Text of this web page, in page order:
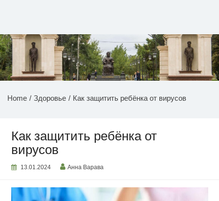
НОВОСТИ ПРИДНЕСТРОВЬЯ
Home Здоровье Как защитить ребёнка от вирусов
Как защитить ребёнка от
вирусов
13.01.2024 Анна Варава